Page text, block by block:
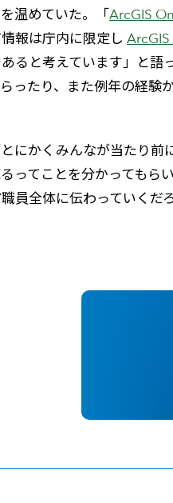
温めていた。「 ArcGIS
報は庁内に限定し
ると考えています」と語
ったり、また例年の経験
にかくみんなが当たり前
ってことを分かってもら
員全体に伝わっていくだろ